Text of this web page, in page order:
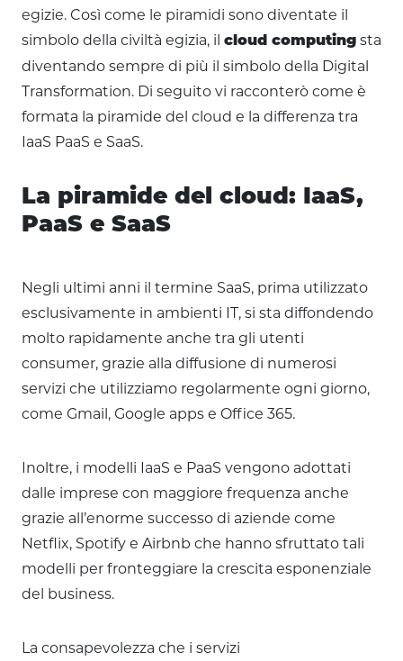
egizie. Così come le piramidi sono diventate il
simbolo della civiltà egizia, il cloud computing sta
diventando sempre di più il simbolo della Digital
Transformation. Di seguito vi racconterò come è
formata la piramide del cloud e la differenza tra
IaaS PaaS e SaaS.
La piramide del cloud: IaaS,
PaaS e SaaS
Negli ultimi anni il termine SaaS, prima utilizzato
esclusivamente in ambienti IT, si sta diffondendo
molto rapidamente anche tra gli utenti
consumer, grazie alla diffusione di numerosi
servizi che utilizziamo regolarmente ogni giorno,
come Gmail, Google apps e Office 365.
Inoltre, i modelli IaaS e PaaS vengono adottati
dalle imprese con maggiore frequenza anche
grazie all’enorme successo di aziende come
Netflix, Spotify e Airbnb che hanno sfruttato tali
modelli per fronteggiare la crescita esponenziale
del business.
La consapevolezza che i servizi